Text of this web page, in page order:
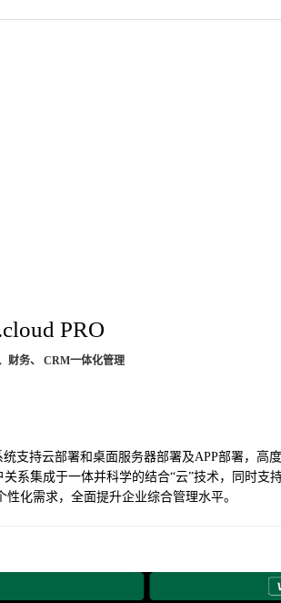
PRO
财务、 CRM一体化管理
支持云部署和桌面服务器部署及APP部署，高
系集成于一体并科学的结合“云”技术，同时支
化需求，全面提升企业综合管理水平。